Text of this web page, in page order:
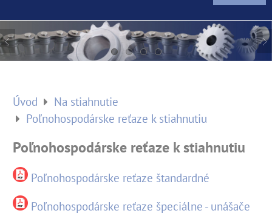
Úvod
Na stiahnutie
Poľnohospodárske reťaze k stiahnutiu
Poľnohospodárske reťaze k stiahnutiu
Poľnohospodárske reťaze štandardné
Poľnohospodárske reťaze špeciálne - unášače